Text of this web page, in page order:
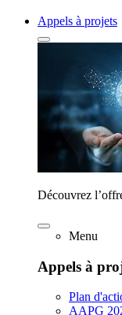
Appels à projets
Découvrez
Menu
Appels à
Plan
AAPG